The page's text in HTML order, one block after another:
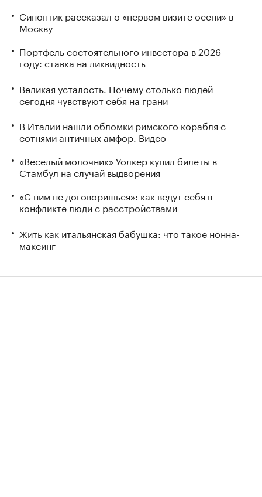
Синоптик рассказал о «первом визите осени» в
Москву
Портфель состоятельного инвестора в 2026
году: ставка на ликвидность
Великая усталость. Почему столько людей
сегодня чувствуют себя на грани
В Италии нашли обломки римского корабля с
сотнями античных амфор. Видео
«Веселый молочник» Уолкер купил билеты в
Стамбул на случай выдворения
«С ним не договоришься»: как ведут себя в
конфликте люди с расстройствами
Жить как итальянская бабушка: что такое нонна-
максинг